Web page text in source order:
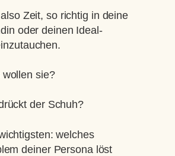
Zeit, so richtig in deine
oder deinen Ideal-
wollen sie?
der Schuh?
welches
deiner Persona löst